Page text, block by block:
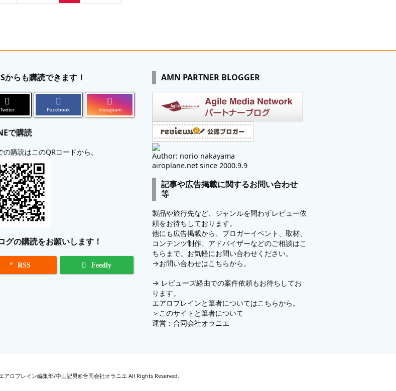
からも購読できます！
Twitter Facebook Instagram
で購読
の購読はこのQRコードから。
グの購読をお願いします！
 RSS Feedly
AMN PARTNER BLOGGER
Author: norio nakayama
airoplane.net since 2000.9.9
記事や広告掲載に関するお問い合わせ
等
製品や旅行先など、ジャンルを問わずレビュー依
頼をお待ちしております。
他にも広告掲載から、ブロガーイベント、取材、
コンテンツ制作、アドバイザーなどのご相談はこ
ちらまで。お気軽にお問い合わせください。
→お問い合わせはこちらから。
→ レビューズ経由での案件依頼もお待ちしてお
ります。
エアロプレインと筆者についてはこちらから。
＞ このサイトと筆者について
運営： 合同会社オラニエ
アロプレイン編集部/中山記男@合同会社オラニエ All Rights Reserved.